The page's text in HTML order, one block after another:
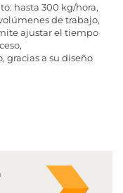
hasta 300 kg/hora,
de trabajo,
ajustar el tiempo
a su diseño